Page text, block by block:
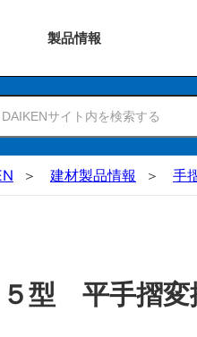
製品情報
建材製品情報 手
型 平手摺変